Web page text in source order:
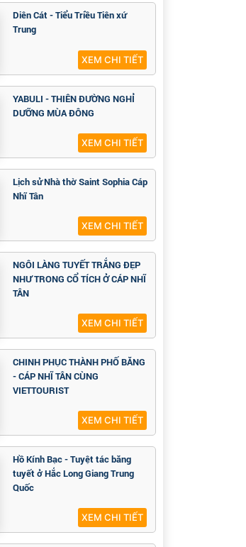
Diên Cát - Tiểu Triều Tiên xứ
Trung
XEM CHI TIẾT
YABULI - THIÊN ĐƯỜNG NGHỈ
DƯỠNG MÙA ĐÔNG
XEM CHI TIẾT
Lịch sử Nhà thờ Saint Sophia Cáp
Nhĩ Tân
XEM CHI TIẾT
NGÔI LÀNG TUYẾT TRẮNG ĐẸP
NHƯ TRONG CỔ TÍCH Ở CÁP NHĨ
TÂN
XEM CHI TIẾT
CHINH PHỤC THÀNH PHỐ BĂNG
- CÁP NHĨ TÂN CÙNG
VIETTOURIST
XEM CHI TIẾT
Hồ Kính Bạc - Tuyệt tác băng
tuyết ở Hắc Long Giang Trung
Quốc
XEM CHI TIẾT